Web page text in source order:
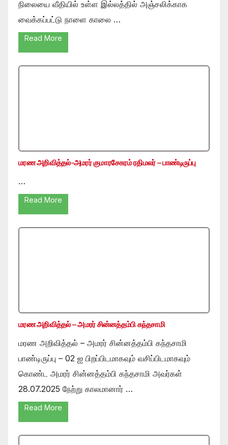
நிலையை வீதியில் உள்ள இல்லத்தில் அஞ்சலிக்காக
வைக்கப்பட்டு நாளை காலை …
Read More
மரண அறிவித்தல்-அமரர் குமாரசேகரம் ரதிமலர் – பாண்டிருப்பு
…
Read More
மரண அறிவித்தல் – அமரர் சின்னத்தம்பி கந்தசாமி
மரண அறிவித்தல் – அமரர் சின்னத்தம்பி கந்தசாமி
பாண்டிருப்பு – 02 ஐ பிறப்பிடமாகவும் வசிப்பிடமாகவும்
கொண்ட அமரர் சின்னத்தம்பி கந்தசாமி அவர்கள்
28.07.2025 நேற்று காலமானார் …
Read More